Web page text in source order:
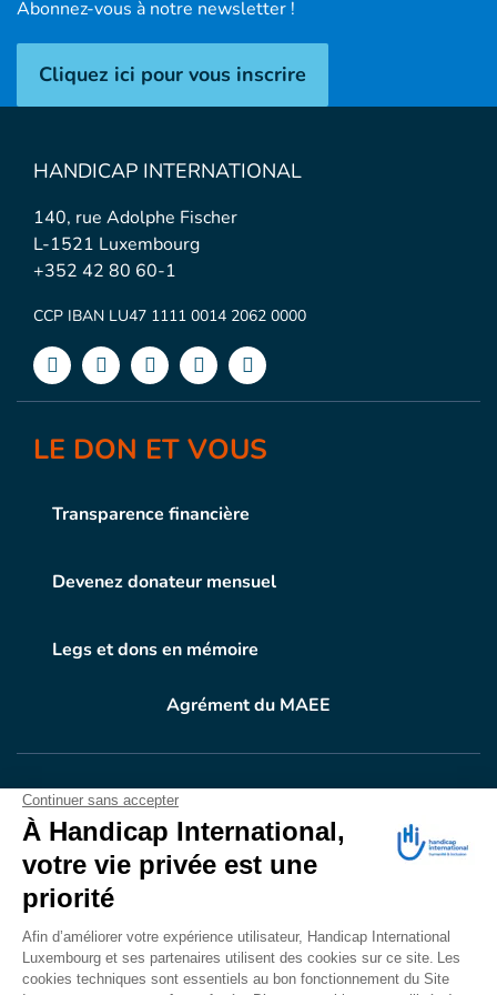
Abonnez-vous à notre newsletter !
Cliquez ici pour vous inscrire
HANDICAP INTERNATIONAL
140, rue Adolphe Fischer
L-1521 Luxembourg
+352 42 80 60-1
CCP IBAN LU47 1111 0014 2062 0000
LE DON ET VOUS
Transparence financière
Devenez donateur mensuel
Legs et dons en mémoire
Agrément du MAEE
VOTRE DONEN ACTION
Grâce à vous, en 2024, 604.716 personnes ont
bénéficié d’appareillage et d’activités de réadaptation.
Merci pour votre générosité.